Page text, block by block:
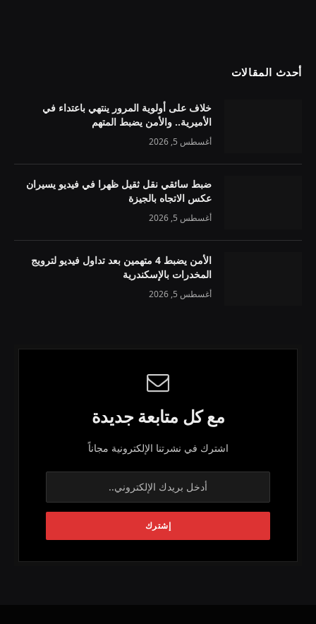
أحدث المقالات
خلاف على أولوية المرور ينتهي باعتداء في
الأميرية.. والأمن يضبط المتهم
أغسطس 5, 2026
ضبط سائقي نقل ثقيل ظهرا في فيديو يسيران
عكس الاتجاه بالجيزة
أغسطس 5, 2026
الأمن يضبط 4 متهمين بعد تداول فيديو لترويج
المخدرات بالإسكندرية
أغسطس 5, 2026
مع كل متابعة جديدة
اشترك في نشرتنا الإلكترونية مجاناً